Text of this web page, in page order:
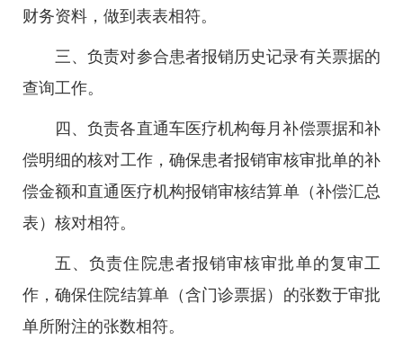
财务资料，做到表表相符。
三、负责对参合患者报销历史记录有关票据的
查询工作。
四、负责各直通车医疗机构每月补偿票据和补
偿明细的核对工作，确保患者报销审核审批单的补
偿金额和直通医疗机构报销审核结算单（补偿汇总
表）核对相符。
五、负责住院患者报销审核审批单的复审工
作，确保住院结算单（含门诊票据）的张数于审批
单所附注的张数相符。